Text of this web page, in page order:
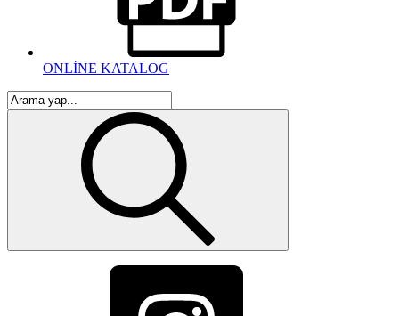
ONLİNE KATALOG